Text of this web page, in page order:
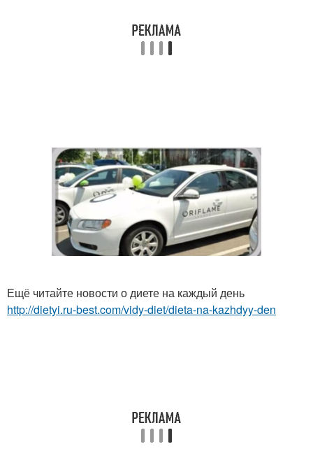
Ещё читайте новости о диете на каждый день
http://dietyi.ru-best.com/vidy-diet/dieta-na-kazhdyy-den